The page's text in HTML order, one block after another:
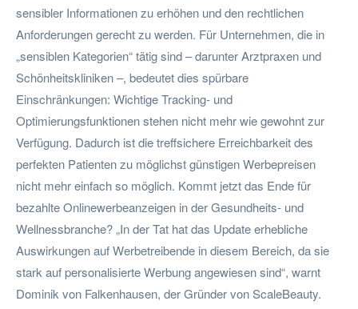
sensibler Informationen zu erhöhen und den rechtlichen
Anforderungen gerecht zu werden. Für Unternehmen, die in
„sensiblen Kategorien“ tätig sind – darunter Arztpraxen und
Schönheitskliniken –, bedeutet dies spürbare
Einschränkungen: Wichtige Tracking- und
Optimierungsfunktionen stehen nicht mehr wie gewohnt zur
Verfügung. Dadurch ist die treffsichere Erreichbarkeit des
perfekten Patienten zu möglichst günstigen Werbepreisen
nicht mehr einfach so möglich. Kommt jetzt das Ende für
bezahlte Onlinewerbeanzeigen in der Gesundheits- und
Wellnessbranche? „In der Tat hat das Update erhebliche
Auswirkungen auf Werbetreibende in diesem Bereich, da sie
stark auf personalisierte Werbung angewiesen sind“, warnt
Dominik von Falkenhausen, der Gründer von ScaleBeauty.